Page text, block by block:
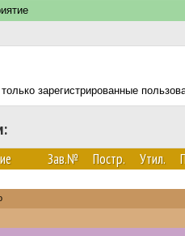
зарегистрированные
Зав.№ Постр. Утил.